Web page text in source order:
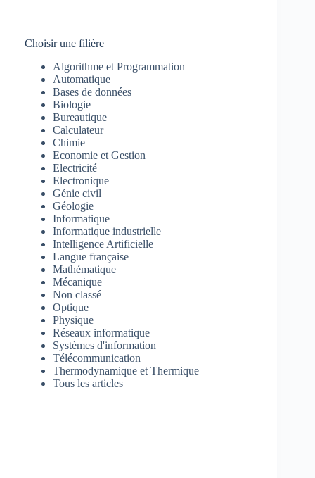
Choisir une filière
Algorithme et Programmation
Automatique
Bases de données
Biologie
Bureautique
Calculateur
Chimie
Economie et Gestion
Electricité
Electronique
Génie civil
Géologie
Informatique
Informatique industrielle
Intelligence Artificielle
Langue française
Mathématique
Mécanique
Non classé
Optique
Physique
Réseaux informatique
Systèmes d'information
Télécommunication
Thermodynamique et Thermique
Tous les articles